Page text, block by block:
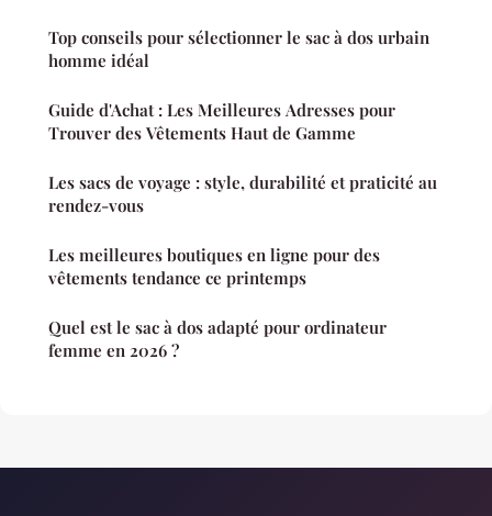
Top conseils pour sélectionner le sac à dos urbain
homme idéal
Guide d'Achat : Les Meilleures Adresses pour
Trouver des Vêtements Haut de Gamme
Les sacs de voyage : style, durabilité et praticité au
rendez-vous
Les meilleures boutiques en ligne pour des
vêtements tendance ce printemps
Quel est le sac à dos adapté pour ordinateur
femme en 2026 ?